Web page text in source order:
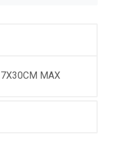
MAX